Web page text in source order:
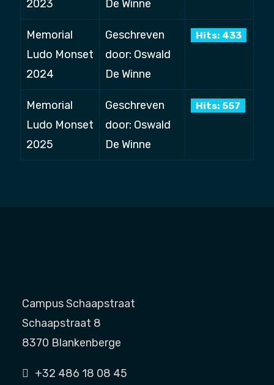
2023
De Winne
Memorial
Ludo Monset
2024
Geschreven
door: Oswald
De Winne
Hits: 433
Memorial
Ludo Monset
2025
Geschreven
door: Oswald
De Winne
Hits: 557
Campus Schaapstraat
Schaapstraat 8
8370 Blankenberge
+32 486 18 08 45